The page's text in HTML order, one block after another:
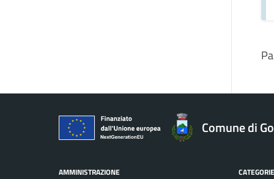
Comune di
AMMINISTRAZIONE